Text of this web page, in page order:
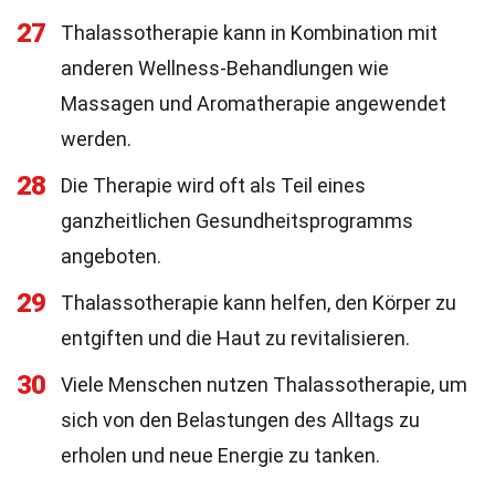
27
Thalassotherapie kann in Kombination mit
anderen Wellness-Behandlungen wie
Massagen und Aromatherapie angewendet
werden.
28
Die Therapie wird oft als Teil eines
ganzheitlichen Gesundheitsprogramms
angeboten.
29
Thalassotherapie kann helfen, den Körper zu
entgiften und die Haut zu revitalisieren.
30
Viele Menschen nutzen Thalassotherapie, um
sich von den Belastungen des Alltags zu
erholen und neue Energie zu tanken.